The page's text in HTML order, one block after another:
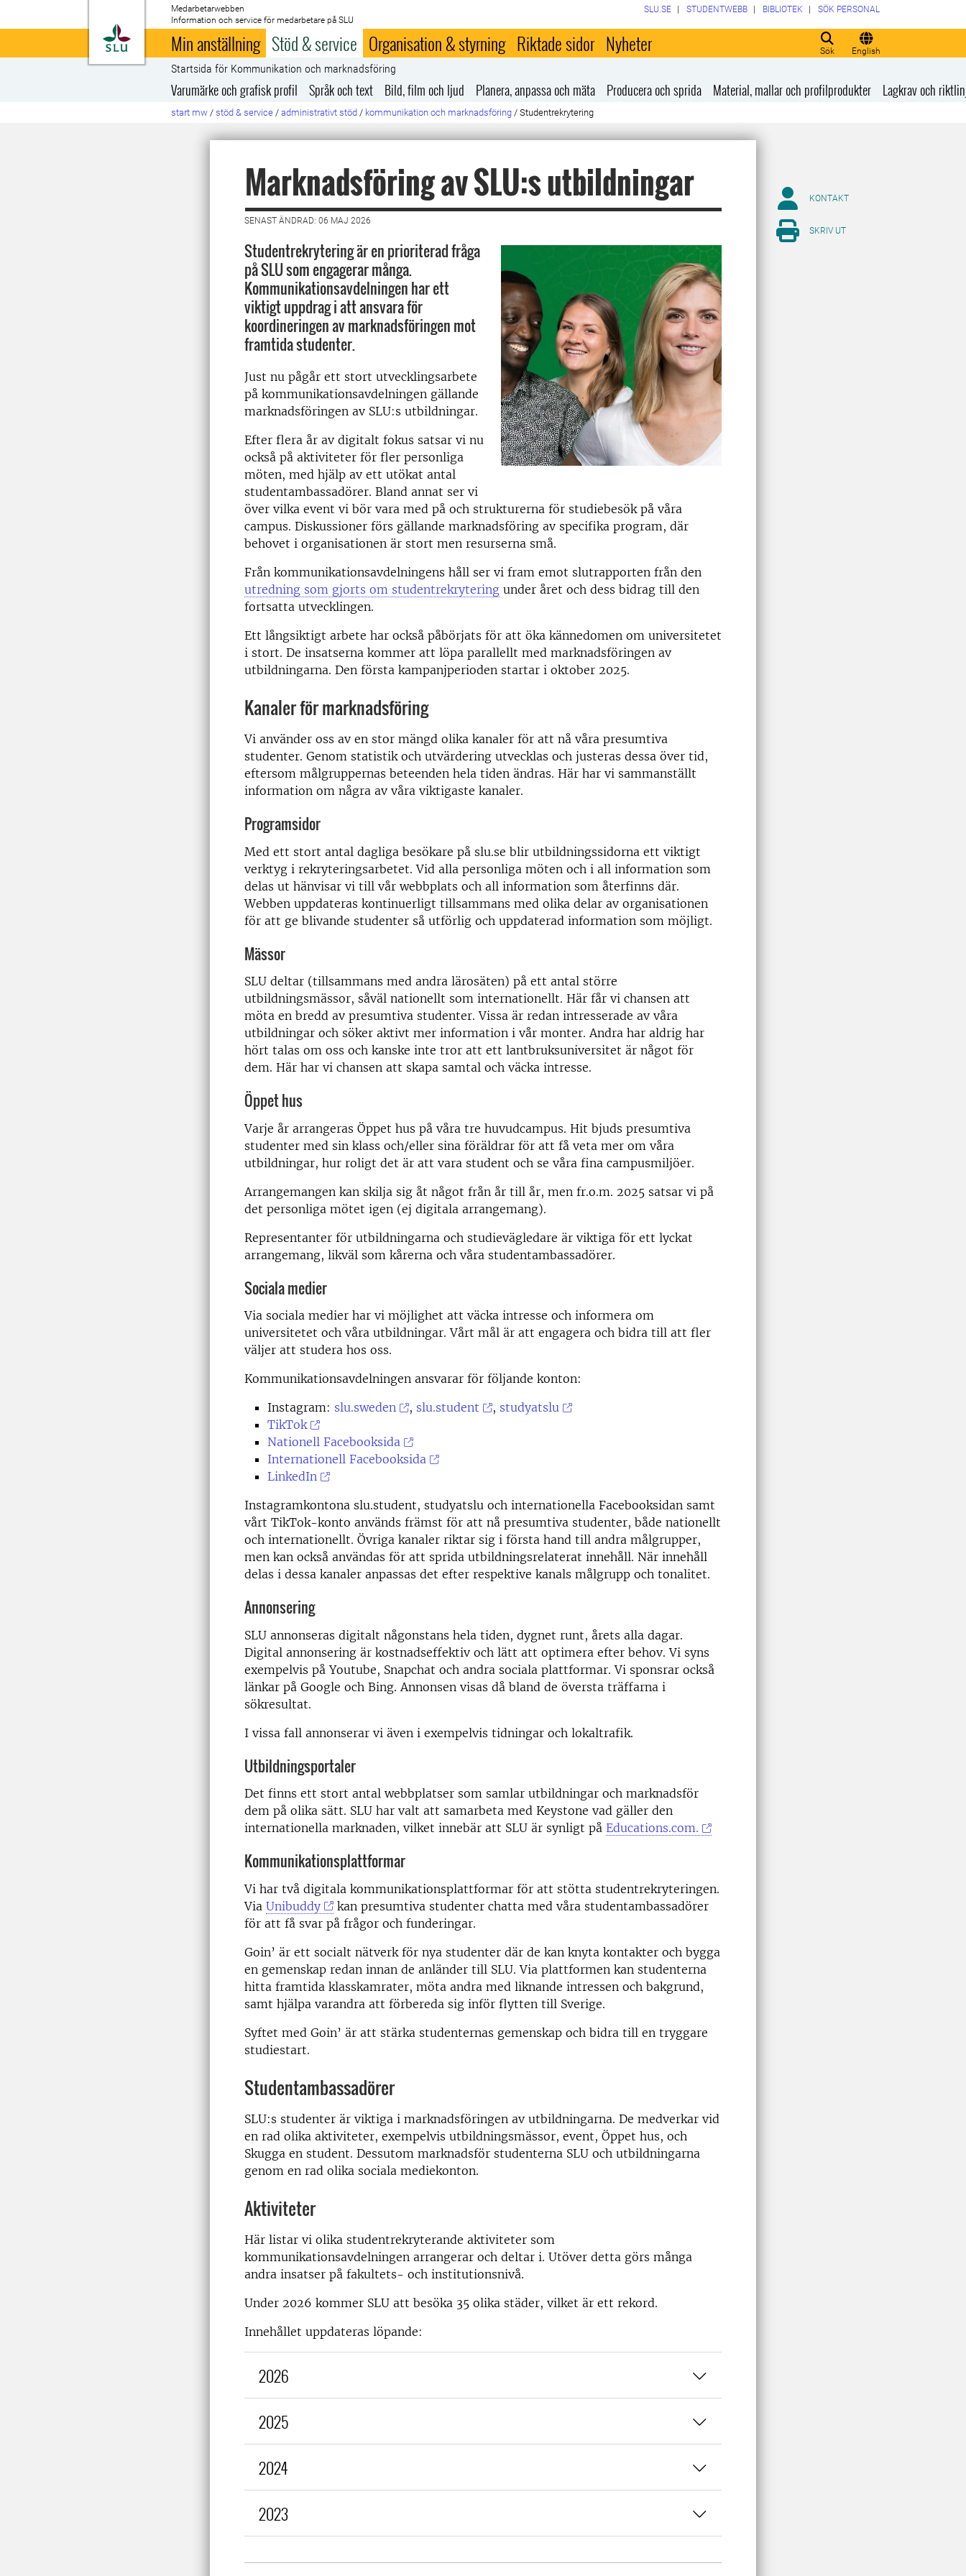
Till startsida
Medarbetarwebben
Information och service för medarbetare på SLU
Sök English
SLU.SE STUDENTWEBB BIBLIOTEK SÖK PERSONAL
Min anställning Stöd & service Organisation & styrning Riktade sidor Nyheter
Startsida för Kommunikation och marknadsföring
Varumärke och grafisk profil Språk och text Bild, film och ljud Planera, anpassa och mäta Producera och sprida Material, mallar och profilprodukter Lagkrav och
start mw / stöd & service / administrativt stöd / kommunikation och marknadsföring / Studentrekrytering
Marknadsföring av SLU:s utbildningar
SENAST ÄNDRAD: 06 MAJ 2026
Studentrekrytering är en prioriterad fråga
på SLU som engagerar många.
Kommunikationsavdelningen har ett
viktigt uppdrag i att ansvara för
koordineringen av marknadsföringen mot
framtida studenter.
Just nu pågår ett stort utvecklingsarbete
på kommunikationsavdelningen gällande
marknadsföringen av SLU:s utbildningar.
Efter flera år av digitalt fokus satsar vi nu
också på aktiviteter för fler personliga
möten, med hjälp av ett utökat antal
studentambassadörer. Bland annat ser vi
över vilka event vi bör vara med på och strukturerna för studiebesök på våra
campus. Diskussioner förs gällande marknadsföring av specifika program, där
behovet i organisationen är stort men resurserna små.
Från kommunikationsavdelningens håll ser vi fram emot slutrapporten från den
utredning som gjorts om studentrekrytering under året och dess bidrag till den
fortsatta utvecklingen.
Ett långsiktigt arbete har också påbörjats för att öka kännedomen om universitetet
i stort. De insatserna kommer att löpa parallellt med marknadsföringen av
utbildningarna. Den första kampanjperioden startar i oktober 2025.
Kanaler för marknadsföring
Vi använder oss av en stor mängd olika kanaler för att nå våra presumtiva
studenter. Genom statistik och utvärdering utvecklas och justeras dessa över tid,
eftersom målgruppernas beteenden hela tiden ändras. Här har vi sammanställt
information om några av våra viktigaste kanaler.
Programsidor
Med ett stort antal dagliga besökare på slu.se blir utbildningssidorna ett viktigt
verktyg i rekryteringsarbetet. Vid alla personliga möten och i all information som
delas ut hänvisar vi till vår webbplats och all information som återfinns där.
Webben uppdateras kontinuerligt tillsammans med olika delar av organisationen
för att ge blivande studenter så utförlig och uppdaterad information som möjligt.
Mässor
SLU deltar (tillsammans med andra lärosäten) på ett antal större
utbildningsmässor, såväl nationellt som internationellt. Här får vi chansen att
möta en bredd av presumtiva studenter. Vissa är redan intresserade av våra
utbildningar och söker aktivt mer information i vår monter. Andra har aldrig har
hört talas om oss och kanske inte tror att ett lantbruksuniversitet är något för
dem. Här har vi chansen att skapa samtal och väcka intresse.
Öppet hus
Varje år arrangeras Öppet hus på våra tre huvudcampus. Hit bjuds presumtiva
studenter med sin klass och/eller sina föräldrar för att få veta mer om våra
utbildningar, hur roligt det är att vara student och se våra fina campusmiljöer.
Arrangemangen kan skilja sig åt något från år till år, men fr.o.m. 2025 satsar vi på
det personliga mötet igen (ej digitala arrangemang).
Representanter för utbildningarna och studievägledare är viktiga för ett lyckat
arrangemang, likväl som kårerna och våra studentambassadörer.
Sociala medier
Via sociala medier har vi möjlighet att väcka intresse och informera om
universitetet och våra utbildningar. Vårt mål är att engagera och bidra till att fler
väljer att studera hos oss.
Kommunikationsavdelningen ansvarar för följande konton:
Instagram: slu.sweden , slu.student , studyatslu
TikTok
Nationell Facebooksida
Internationell Facebooksida
LinkedIn
Instagramkontona slu.student, studyatslu och internationella Facebooksidan samt
vårt TikTok-konto används främst för att nå presumtiva studenter, både nationellt
och internationellt. Övriga kanaler riktar sig i första hand till andra målgrupper,
men kan också användas för att sprida utbildningsrelaterat innehåll. När innehåll
delas i dessa kanaler anpassas det efter respektive kanals målgrupp och tonalitet.
Annonsering
SLU annonseras digitalt någonstans hela tiden, dygnet runt, årets alla dagar.
Digital annonsering är kostnadseffektiv och lätt att optimera efter behov. Vi syns
exempelvis på Youtube, Snapchat och andra sociala plattformar. Vi sponsrar också
länkar på Google och Bing. Annonsen visas då bland de översta träffarna i
sökresultat.
I vissa fall annonserar vi även i exempelvis tidningar och lokaltrafik.
Utbildningsportaler
Det finns ett stort antal webbplatser som samlar utbildningar och marknadsför
dem på olika sätt. SLU har valt att samarbeta med Keystone vad gäller den
internationella marknaden, vilket innebär att SLU är synligt på Educations.com.
Kommunikationsplattformar
Vi har två digitala kommunikationsplattformar för att stötta studentrekryteringen.
Via Unibuddy
kan presumtiva studenter chatta med våra studentambassadörer
för att få svar på frågor och funderingar.
Goin’ är ett socialt nätverk för nya studenter där de kan knyta kontakter och bygga
en gemenskap redan innan de anländer till SLU. Via plattformen kan studenterna
hitta framtida klasskamrater, möta andra med liknande intressen och bakgrund,
samt hjälpa varandra att förbereda sig inför flytten till Sverige.
Syftet med Goin’ är att stärka studenternas gemenskap och bidra till en tryggare
studiestart.
Studentambassadörer
SLU:s studenter är viktiga i marknadsföringen av utbildningarna. De medverkar vid
en rad olika aktiviteter, exempelvis utbildningsmässor, event, Öppet hus, och
Skugga en student. Dessutom marknadsför studenterna SLU och utbildningarna
genom en rad olika sociala mediekonton.
Aktiviteter
Här listar vi olika studentrekryterande aktiviteter som
kommunikationsavdelningen arrangerar och deltar i. Utöver detta görs många
andra insatser på fakultets- och institutionsnivå.
Under 2026 kommer SLU att besöka 35 olika städer, vilket är ett rekord.
Innehållet uppdateras löpande:
2026
2025
2024
2023
KONTAKT
SKRIV UT